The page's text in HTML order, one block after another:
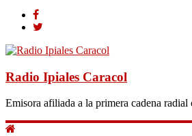
Radio Ipiales Caracol
Emisora afiliada a la primera cadena